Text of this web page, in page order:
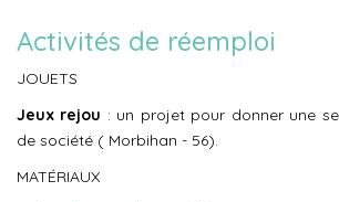
Activités de réemploi
JOUETS
Jeux rejou : un projet pour donner une
de société ( Morbihan - 56).
MATÉRIAUX